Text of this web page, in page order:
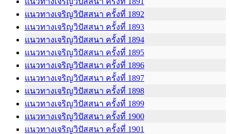
แนวทางเจริญวิปัสสนา ครั้งที่ 1892
แนวทางเจริญวิปัสสนา ครั้งที่ 1893
แนวทางเจริญวิปัสสนา ครั้งที่ 1894
แนวทางเจริญวิปัสสนา ครั้งที่ 1895
แนวทางเจริญวิปัสสนา ครั้งที่ 1896
แนวทางเจริญวิปัสสนา ครั้งที่ 1897
แนวทางเจริญวิปัสสนา ครั้งที่ 1898
แนวทางเจริญวิปัสสนา ครั้งที่ 1899
แนวทางเจริญวิปัสสนา ครั้งที่ 1900
แนวทางเจริญวิปัสสนา ครั้งที่ 1901